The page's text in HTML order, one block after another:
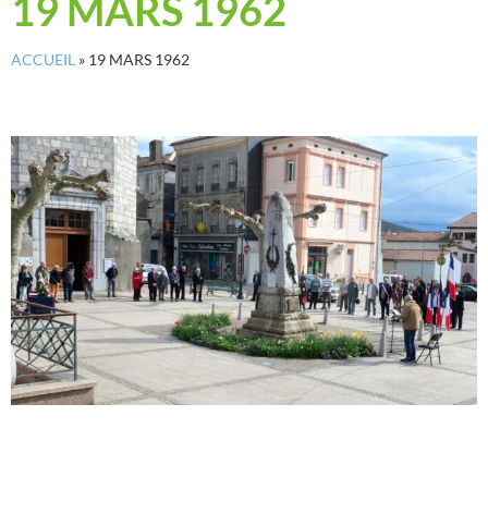
ACCUEIL » 19 MARS 1962